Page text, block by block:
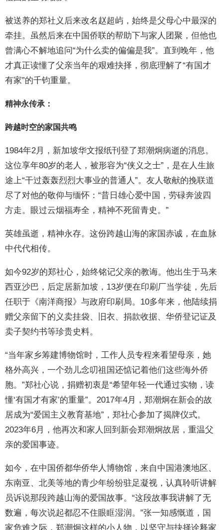
被送养的郑社义后来改名赵超屿，始终是父母心中最深的
牵挂。虽然后来在中国侨联的帮助下与家人团聚，但他也
曾满心不解地追问“为什么卖的偏偏是我”。直到晚年，他
才真正读懂了父亲当年的艰难抉择，彻底理解了“有国才
有家”的千钧重量。
精神永传承：
跨越时空的家国共鸣
1984年2月，新加坡华文报纸刊登了郑潮炯病逝的消息。
这位享年80岁的老人，被形容为“侠义之士”，是在人生旅
途上“干过轰轰烈烈大事业的普通人”。友人敬献的挽联道
尽了对他的敬仰与缅怀：“昔日雄心爱中国，劳碌奔波四
方走。眼过云烟福寿全，精神不死留青史。”
英雄虽逝，精神永存。这份跨越山海的家国赤诚，在血脉
中代代相传。
如今92岁的郑社心，始终铭记父亲的教诲。他出生于马来
西亚沙巴，后定居新加坡，13岁便在印刷厂当学徒，先后
任职于《南洋商报》与政府印刷局。10多年来，他陆续捐
赠父亲留下的义卖挂袋、旧衣、捐款收据、华侨登记证及
卖子契约书等珍贵史料。
“当年家乡筹建博物馆时，工作人员专程来看望母亲，她
格外高兴，一个劲儿念叨祖国还惦记着他们这些海外侨
胞。”郑社心说，捐赠初衷是“希望年轻一代通过实物，读
懂‘有国才有家’的重量”。2017年4月，郑潮炯在新会的故
居成为“爱国主义教育基地”，郑社心参加了揭牌仪式。
2023年6月，他再次和家人回到新会郑潮炯故居，重温父
亲的爱国事迹。
如今，在中国侨都华侨华人博物馆，来自中国港澳地区、
东南亚、北美等地的青少年纷纷驻足凝视，认真聆听讲解
员诉说那段跨越山海的爱国故事。“这段故事我讲解了无
数遍，每次说起都忍不住眼眶湿润。”张一知感慨道，国
家危难之际，郑潮炯这样的小人物，以坚守与抉择诠释家